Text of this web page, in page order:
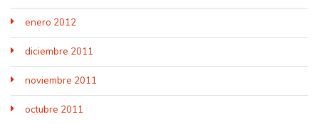
enero 2012
diciembre 2011
noviembre 2011
octubre 2011